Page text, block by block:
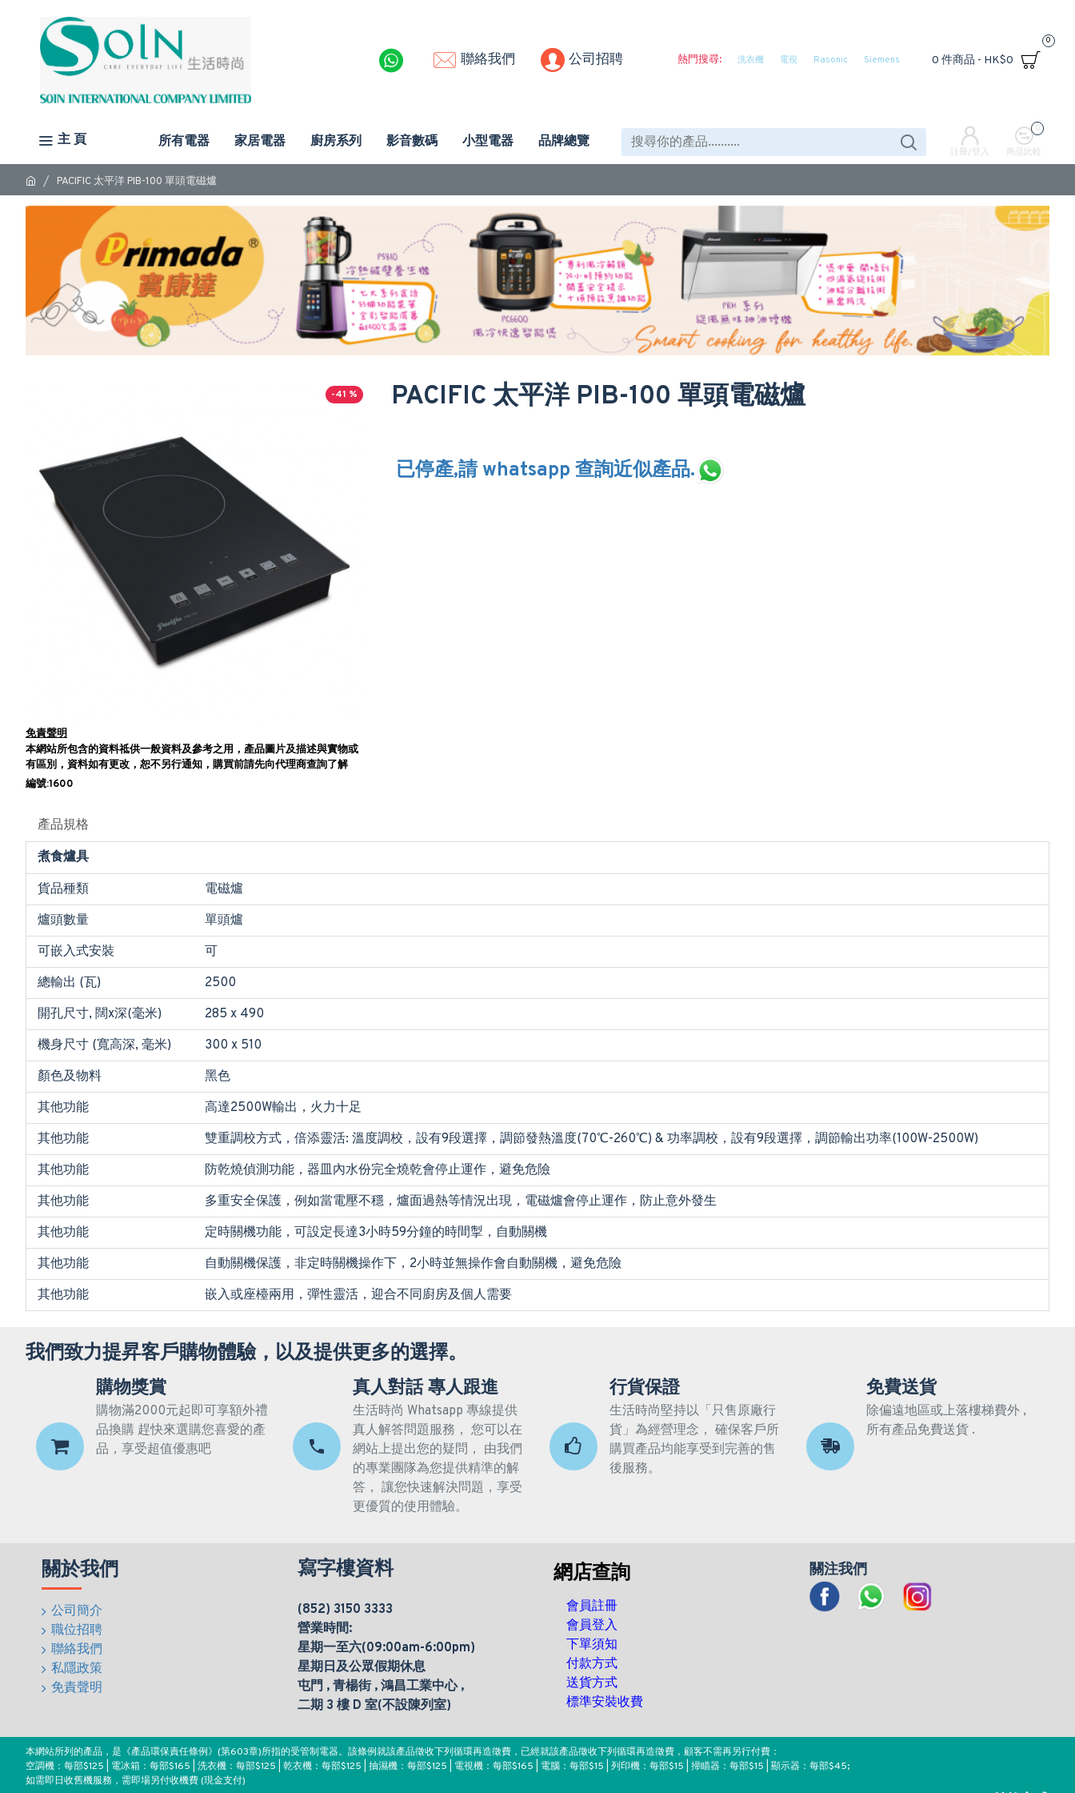
聯絡我們 公司招聘 熱門搜尋: 洗衣機 電視 Rasonic Siemens 0 件商品 - HK$0
0
主 頁 所有電器 家居電器 廚房系列 影音數碼 小型電器 品牌總覽
註冊/登入 商品比較
0
PACIFIC 太平洋 PIB-100 單頭電磁爐
-41 %
免責聲明
本網站所包含的資料祗供一般資料及參考之用，產品圖片及描述與實物或
有區別，資料如有更改，恕不另行通知，購買前請先向代理商查詢了解
編號:1600
PACIFIC 太平洋 PIB-100 單頭電磁爐
已停產,請 whatsapp 查詢近似產品.
產品規格
煮食爐具
貨品種類
電磁爐
爐頭數量
單頭爐
可嵌入式安裝
可
總輸出 (瓦)
2500
開孔尺寸, 闊x深(毫米)
285 x 490
機身尺寸 (寬高深, 毫米)
300 x 510
顏色及物料
黑色
其他功能
高達2500W輸出，火力十足
其他功能
雙重調校方式，倍添靈活: 溫度調校，設有9段選擇，調節發熱溫度(70℃-260℃) & 功率調校，設有9段選擇，調節輸出功率(100W-2500W)
其他功能
防乾燒偵測功能，器皿內水份完全燒乾會停止運作，避免危險
其他功能
多重安全保護，例如當電壓不穩，爐面過熱等情況出現，電磁爐會停止運作，防止意外發生
其他功能
定時關機功能，可設定長達3小時59分鐘的時間掣，自動關機
其他功能
自動關機保護，非定時關機操作下，2小時並無操作會自動關機，避免危險
其他功能
嵌入或座檯兩用，彈性靈活，迎合不同廚房及個人需要
我們致力提昇客戶購物體驗，以及提供更多的選擇。
購物獎賞
購物滿2000元起即可享額外禮
品換購 趕快來選購您喜愛的產
品，享受超值優惠吧
真人對話 專人跟進
生活時尚 Whatsapp 專線提供
真人解答問題服務， 您可以在
網站上提出您的疑問， 由我們
的專業團隊為您提供精準的解
答， 讓您快速解決問題，享受
更優質的使用體驗。
行貨保證
生活時尚堅持以「只售原廠行
貨」為經營理念， 確保客戶所
購買產品均能享受到完善的售
後服務。
免費送貨
除偏遠地區或上落樓梯費外 ,
所有產品免費送貨 .
關於我們
公司簡介
職位招聘
聯絡我們
私隱政策
免責聲明
寫字樓資料
(852) 3150 3333
營業時間:
星期一至六(09:00am-6:00pm)
星期日及公眾假期休息
屯門 , 青楊街 , 鴻昌工業中心 ,
二期 3 樓 D 室(不設陳列室)
網店查詢
會員註冊
會員登入
下單須知
付款方式
送貨方式
標準安裝收費
關注我們
本網站所列的產品，是《產品環保責任條例》(第603章)所指的受管制電器。該條例就該產品徵收下列循環再造徵費，已經就該產品徵收下列循環再造徵費，顧客不需再另行付費：
空調機：每部$125 | 電冰箱：每部$165 | 洗衣機：每部$125 | 乾衣機：每部$125 | 抽濕機：每部$125 | 電視機：每部$165 | 電腦：每部$15 | 列印機：每部$15 | 掃瞄器：每部$15 | 顯示器：每部$45;
如需即日收舊機服務，需即場另付收機費 (現金支付)